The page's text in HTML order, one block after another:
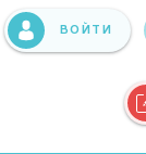
ВОЙТИ